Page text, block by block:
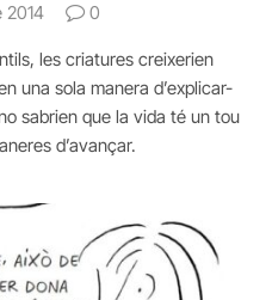
2014 0
les criatures creixerien
una sola manera d’explicar-
sabrien que la vida té un tou
d’avançar.